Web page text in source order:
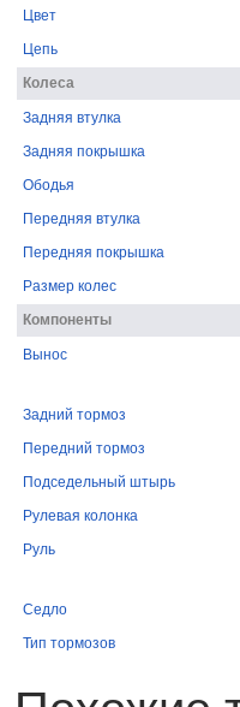
Цвет
Цепь
Колеса
Задняя втулка
Задняя покрышка
Ободья
Передняя втулка
Передняя покрышка
Размер колес
Компоненты
Вынос
Задний тормоз
Передний тормоз
Подседельный штырь
Рулевая колонка
Руль
Седло
Тип тормозов